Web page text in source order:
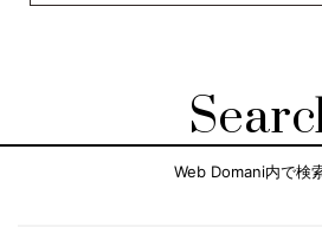
Web Domani内で検